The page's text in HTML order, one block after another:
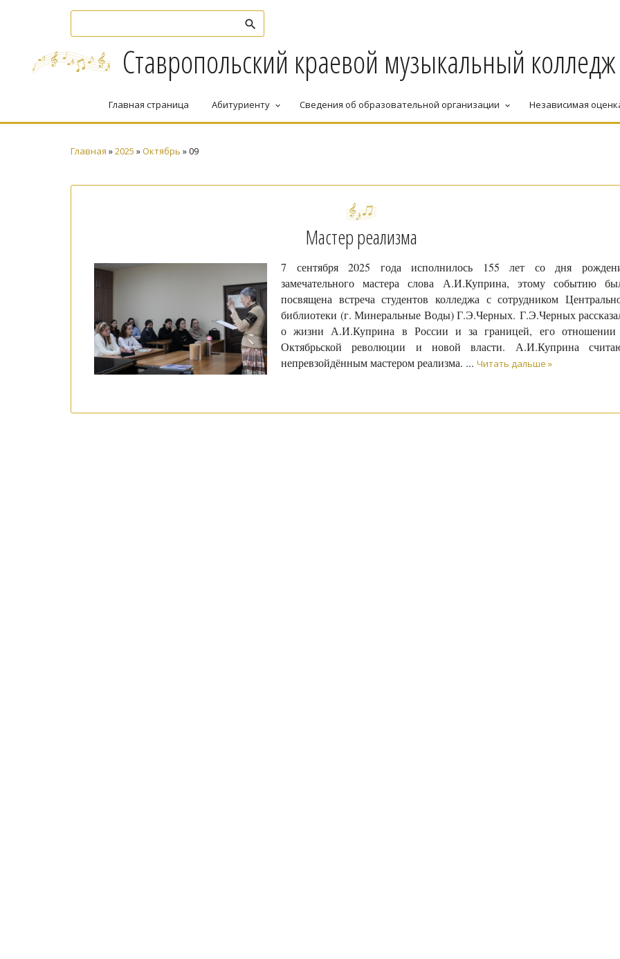
Ставропольский краевой музыкальный
Главная страница Абитуриенту keyboard_arrow_down Сведения об образовательной организации keyboard_arrow_down Независимая
Главная »2025 »Октябрь »09
Мастер реализма
7 сентября 2025 года исполнилось 155 лет со дня
замечательного мастера слова А.И.Куприна, этому событию
посвящена встреча студентов колледжа с сотрудником
библиотеки (г. Минеральные Воды) Г.Э.Черных. Г.Э.Черных
о жизни А.И.Куприна в России и за границей, его
Октябрьской революции и новой власти. А.И.Куприна
непревзойдённым мастером реализма. ... Читать дальше »